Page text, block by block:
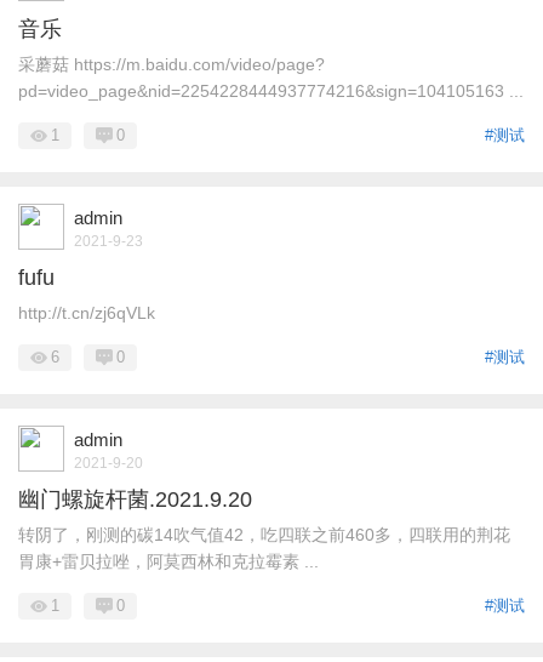
音乐
采蘑菇 https://m.baidu.com/video/page?
pd=video_page&nid=2254228444937774216&sign=104105163 ...
#测试
1 0
admin
2021-9-23
fufu
http://t.cn/zj6qVLk
#测试
6 0
admin
2021-9-20
幽门螺旋杆菌.2021.9.20
转阴了，刚测的碳14吹气值42，吃四联之前460多，四联用的荆花
胃康+雷贝拉唑，阿莫西林和克拉霉素 ...
#测试
1 0